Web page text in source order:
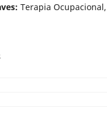
Terapia